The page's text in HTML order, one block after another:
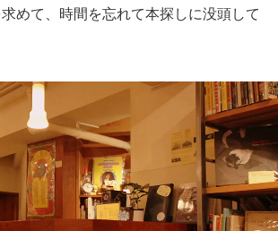
めて、時間を忘れて本探しに没頭して